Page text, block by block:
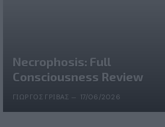
Necrophosis: Full
Consciousness Review
ΓΙΏΡΓΟΣ ΓΡΊΒΑΣ 17/06/2026